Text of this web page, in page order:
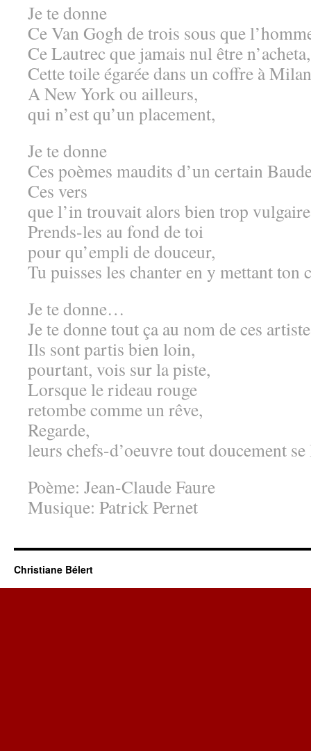
Je te donne
Ce Van Gogh de trois sous que
Ce Lautrec que jamais nul être n’acheta,
Cette toile égarée dans un coffre à
A New York ou ailleurs,
qui n’est qu’un placement,
Je te donne
Ces poèmes maudits d’un certain
Ces vers
que l’in trouvait alors bien trop
Prends-les au fond de toi
pour qu’empli de douceur,
Tu puisses les chanter en y mettant ton
Je te donne…
Je te donne tout ça au nom de ces
Ils sont partis bien loin,
pourtant, vois sur la piste,
Lorsque le rideau rouge
retombe comme un rêve,
Regarde,
leurs chefs-d’oeuvre tout doucement
Poème: Jean-Claude Faure
Musique: Patrick Pernet
Christiane Bélert